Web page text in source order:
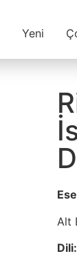
Yeni
Alt